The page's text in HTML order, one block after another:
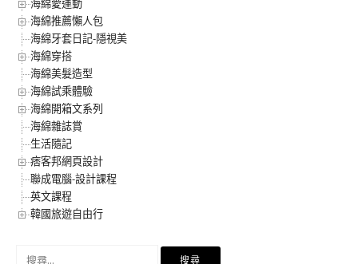
海綿愛運動
海綿推薦懶人包
海綿牙套日記-隱視美
海綿穿搭
海綿美髮造型
海綿試乘體驗
海綿開箱文系列
海綿雜誌賞
生活隨記
痞客邦網頁設計
聯成電腦-設計課程
英文課程
韓國旅遊自由行